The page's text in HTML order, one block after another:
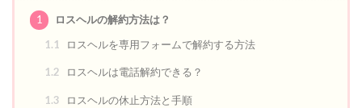
1
ロスヘルの解約方法は？
1.1
ロスヘルを専用フォームで解約する方法
1.2 ロスヘルは電話解約できる？
1.3 ロスヘルの休止方法と手順